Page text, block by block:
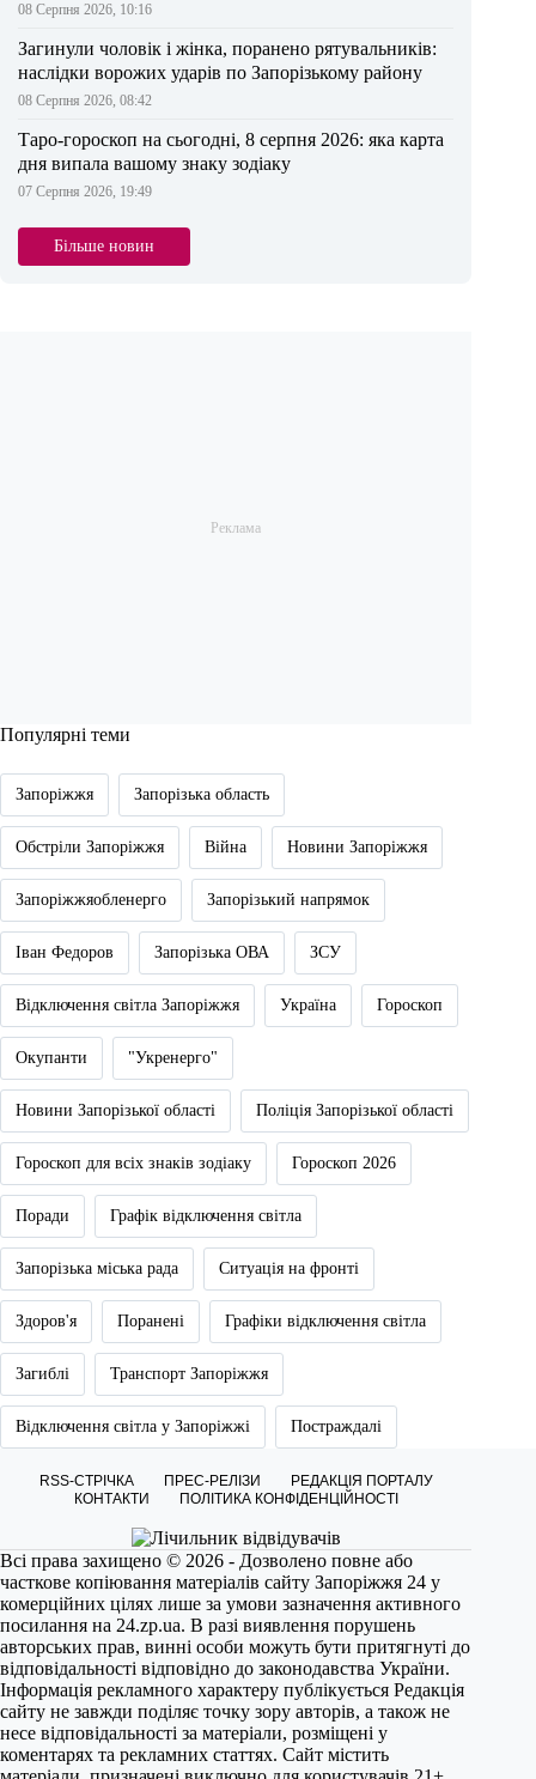
08 Серпня 2026, 10:16
Загинули чоловік і жінка, поранено рятувальників:
наслідки ворожих ударів по Запорізькому району
08 Серпня 2026, 08:42
Таро-гороскоп на сьогодні, 8 серпня 2026: яка карта
дня випала вашому знаку зодіаку
07 Серпня 2026, 19:49
Більше новин
Популярні теми
Запоріжжя Запорізька область
Обстріли Запоріжжя Війна Новини Запоріжжя
Запоріжжяобленерго Запорізький напрямок
Іван Федоров Запорізька ОВА ЗСУ
Відключення світла Запоріжжя Україна Гороскоп
Окупанти "Укренерго"
Новини Запорізької області Поліція Запорізької області
Гороскоп для всіх знаків зодіаку Гороскоп 2026
Поради Графік відключення світла
Запорізька міська рада Ситуація на фронті
Здоров'я Поранені Графіки відключення світла
Загиблі Транспорт Запоріжжя
Відключення світла у Запоріжжі Постраждалі
RSS-СТРІЧКА ПРЕС-РЕЛІЗИ
РЕДАКЦІЯ ПОРТАЛУ
КОНТАКТИ
ПОЛІТИКА КОНФІДЕНЦІЙНОСТІ
Всі права захищено © 2026 - Дозволено повне або
часткове копіювання матеріалів сайту Запоріжжя 24 у
комерційних цілях лише за умови зазначення активного
посилання на 24.zp.ua. В разі виявлення порушень
авторських прав, винні особи можуть бути притягнуті до
відповідальності відповідно до законодавства України.
Інформація рекламного характеру публікується Редакція
сайту не завжди поділяє точку зору авторів, а також не
несе відповідальності за матеріали, розміщені у
коментарях та рекламних статтях. Сайт містить